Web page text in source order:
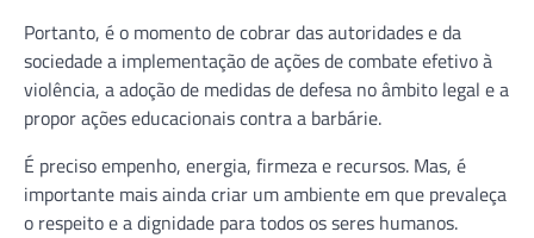
Portanto, é o momento de cobrar das autoridades e da
sociedade a implementação de ações de combate efetivo à
violência, a adoção de medidas de defesa no âmbito legal e a
propor ações educacionais contra a barbárie.
É preciso empenho, energia, firmeza e recursos. Mas, é
importante mais ainda criar um ambiente em que prevaleça
o respeito e a dignidade para todos os seres humanos.